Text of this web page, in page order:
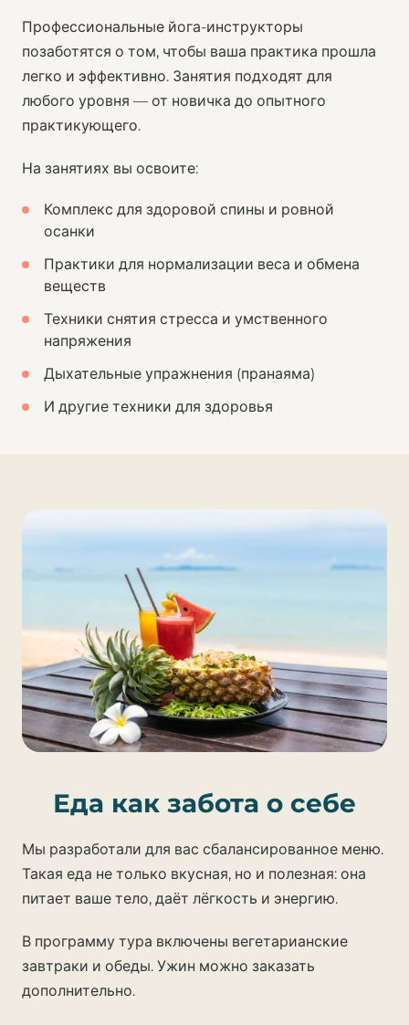
Профессиональные йога-инструкторы
позаботятся о том, чтобы ваша практика прошла
легко и эффективно. Занятия подходят для
любого уровня — от новичка до опытного
практикующего.
На занятиях вы освоите:
Комплекс для здоровой спины и ровной
осанки
Практики для нормализации веса и обмена
веществ
Техники снятия стресса и умственного
напряжения
Дыхательные упражнения (пранаяма)
И другие техники для здоровья
Еда как забота о себе
Мы разработали для вас сбалансированное меню.
Такая еда не только вкусная, но и полезная: она
питает ваше тело, даёт лёгкость и энергию.
В программу тура включены вегетарианские
завтраки и обеды. Ужин можно заказать
дополнительно.